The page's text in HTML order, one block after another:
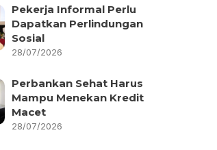
Pekerja Informal Perlu
Dapatkan Perlindungan
Sosial
28/07/2026
Perbankan Sehat Harus
Mampu Menekan Kredit
Macet
28/07/2026